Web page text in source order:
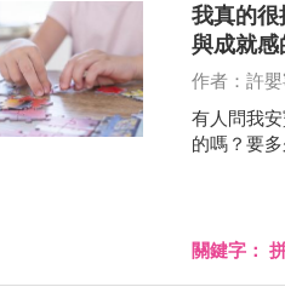
我真的很
與成就感
作者：許
有人問我
的嗎？要
關鍵字：